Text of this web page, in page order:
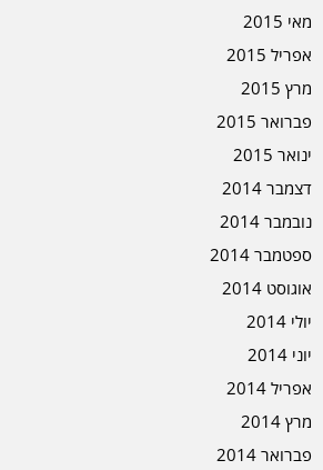
מאי 2015
אפריל 2015
מרץ 2015
פברואר 2015
ינואר 2015
דצמבר 2014
נובמבר 2014
ספטמבר 2014
אוגוסט 2014
יולי 2014
יוני 2014
אפריל 2014
מרץ 2014
פברואר 2014